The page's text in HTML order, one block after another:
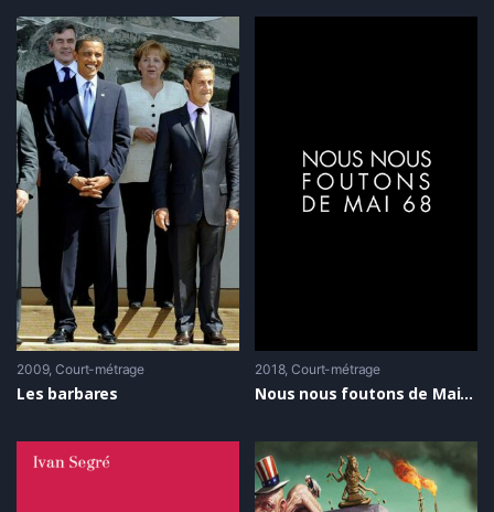
2009 Court-métrage
Les barbares
2018 Court-métrage
Nous nous foutons de Mai 68